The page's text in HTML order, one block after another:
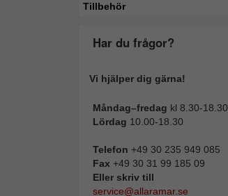
Tillbehör
Har du frågor?
Vi hjälper dig gärna!
Måndag–fredag kl 8.30-18.30
Lördag 10.00-18.30
Telefon +49 30 235 949 085
Fax +49 30 31 99 185 09
Eller skriv till
service@allaramar.se